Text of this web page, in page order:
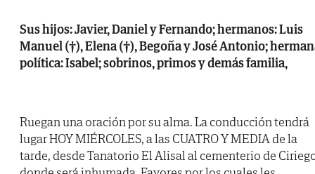
Sus hijos: Javier, Daniel y Fernando; hermanos: Luis
Manuel (†), Elena (†), Begoña y José Antonio;
política: Isabel; sobrinos, primos y demás familia,
Ruegan una oración por su alma. La conducción tendrá
lugar HOY MIÉRCOLES, a las CUATRO Y MEDIA de la
tarde, desde Tanatorio El Alisal al cementerio de